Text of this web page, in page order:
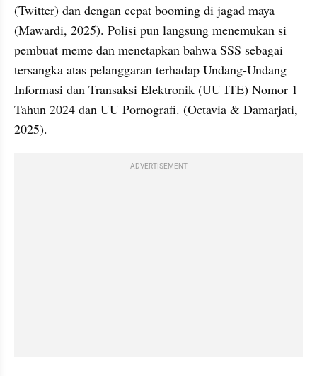
(Twitter) dan dengan cepat booming di jagad maya
(Mawardi, 2025). Polisi pun langsung menemukan si
pembuat meme dan menetapkan bahwa SSS sebagai
tersangka atas pelanggaran terhadap Undang-Undang
Informasi dan Transaksi Elektronik (UU ITE) Nomor 1
Tahun 2024 dan UU Pornografi. (Octavia & Damarjati,
2025).
ADVERTISEMENT